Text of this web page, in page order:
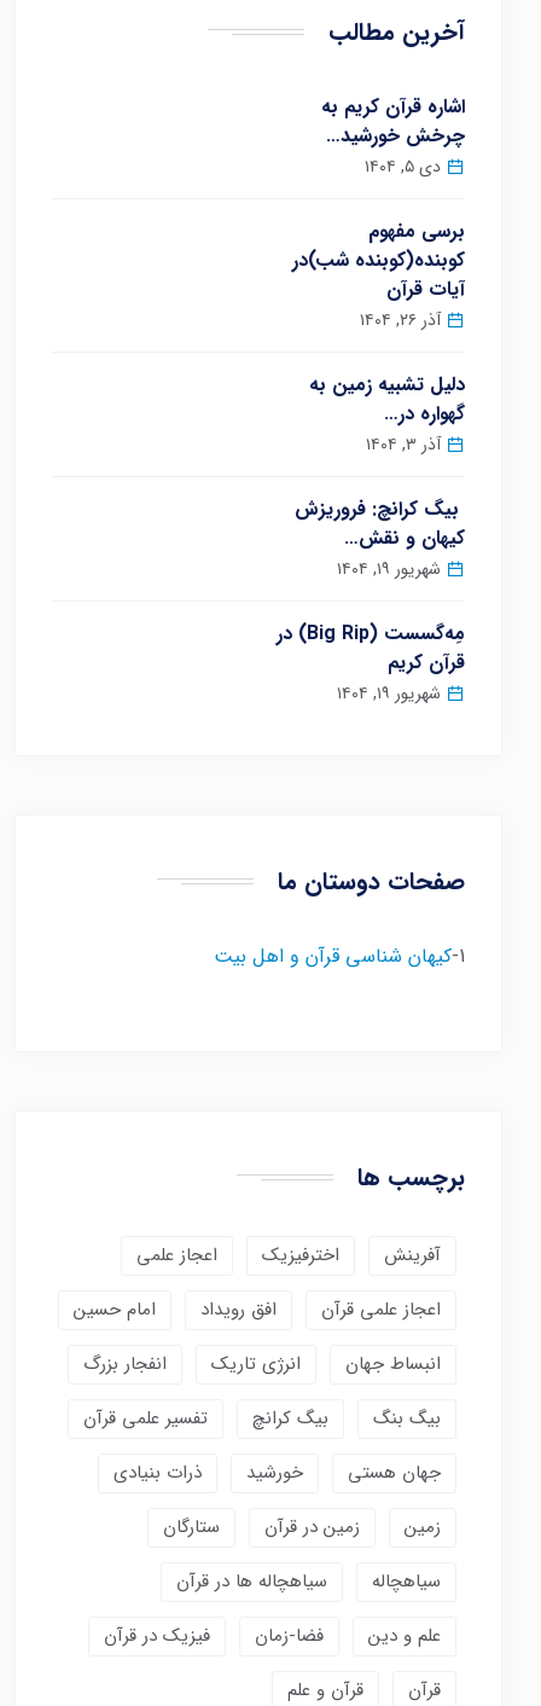
آخرین مطالب
اشاره قرآن کریم به
چرخش خورشید…
دی ۵, ۱۴۰۴
برسی مفهوم
کوبنده(کوبنده شب)در
آیات قرآن
آذر ۲۶, ۱۴۰۴
دلیل تشبیه زمین به
گهواره در…
آذر ۳, ۱۴۰۴
بیگ کرانچ: فروریزش
کیهان و نقش…
شهریور ۱۹, ۱۴۰۴
مِه‌گسست (Big Rip) در
قرآن کریم
شهریور ۱۹, ۱۴۰۴
صفحات دوستان ما
1- کیهان شناسی قرآن و اهل بیت
برچسب ها
آفرینش اخترفیزیک
اعجاز علمی
اعجاز علمی قرآن
افق رویداد
امام حسین
انبساط جهان
انرژی تاریک
انفجار بزرگ
بیگ بنگ
بیگ کرانچ
تفسیر علمی قرآن
جهان هستی
خورشید
ذرات بنیادی
زمین
زمین در قرآن
ستارگان
سیاهچاله
سیاهچاله ها در قرآن
علم و دین
فضا-زمان
فیزیک در قرآن
قرآن
قرآن و علم